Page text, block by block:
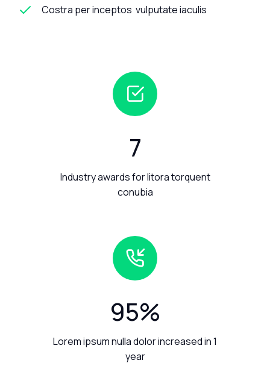
Costra per inceptos vulputate iaculis
7
Industry awards for litora torquent
conubia
95%
Lorem ipsum nulla dolor increased in 1
year